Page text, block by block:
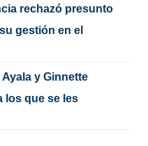
rechazó presunto
gestión en el
y Ginnette
los que se les